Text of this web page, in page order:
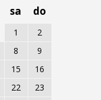
sa do
1
2
8
9
15
16
22
23